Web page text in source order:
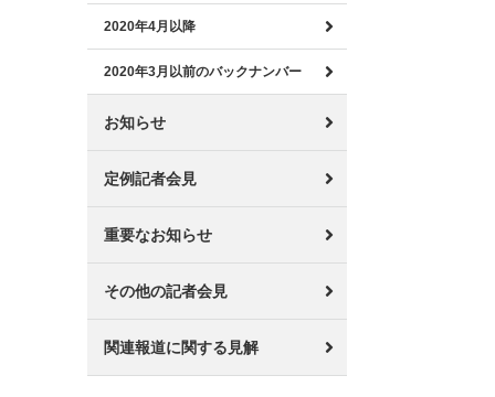
2020年4月以降
2020年3月以前のバックナンバー
お知らせ
定例記者会見
重要なお知らせ
その他の記者会見
関連報道に関する見解